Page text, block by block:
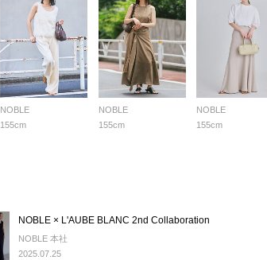
NOBLE
155cm
NOBLE
155cm
NOBLE
155cm
NOBLE × L'AUBE BLANC 2nd Collaboration
NOBLE 本社
2025.07.25